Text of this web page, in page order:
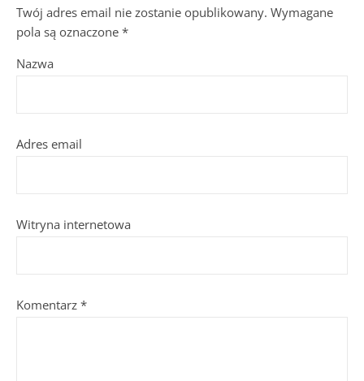
Twój adres email nie zostanie opublikowany. Wymagane
pola są oznaczone *
Nazwa
Adres email
Witryna internetowa
Komentarz *